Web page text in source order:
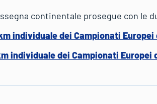
continentale prosegue con le
individuale dei Campionati
individuale dei Campionati Europei